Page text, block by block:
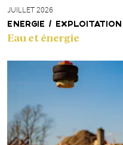
JUILLET 2026
ENERGIE / EXPLOITATION
Eau et énergie